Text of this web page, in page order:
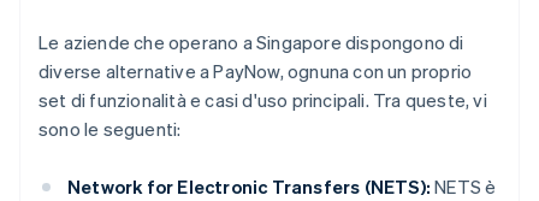
Le aziende che operano a Singapore dispongono di
diverse alternative a PayNow, ognuna con un proprio
set di funzionalità e casi d'uso principali. Tra queste, vi
sono le seguenti:
Network for Electronic Transfers (NETS): NETS è